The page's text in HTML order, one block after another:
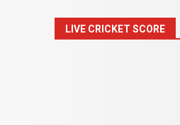
LIVE CRICKET SCORE